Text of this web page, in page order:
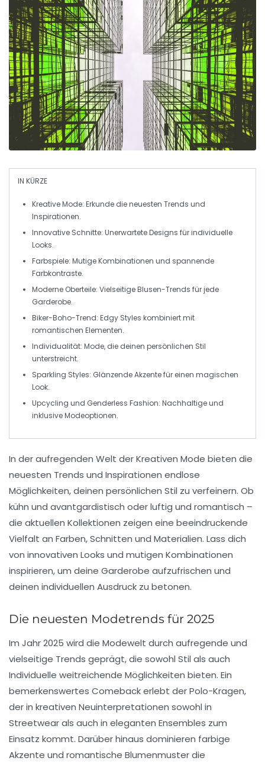
IN KÜRZE
Kreative Mode: Erkunde die neuesten Trends und
Inspirationen.
Innovative Schnitte: Unerwartete Designs für individuelle
Looks.
Farbspiele: Mutige Kombinationen und spannende
Farbkontraste.
Moderne Oberteile: Vielseitige Blusen-Trends für jede
Garderobe.
Biker-Boho-Trend: Edgy Styles kombiniert mit
romantischen Elementen.
Individualität: Mode, die deinen persönlichen Stil
unterstreicht.
Sparkling Styles: Glänzende Akzente für einen magischen
Look.
Upcycling und Genderless Fashion: Nachhaltige und
inklusive Modeoptionen.
In der aufregenden Welt derKreativen Mode bieten die
neuesten Trends und Inspirationen endlose
Möglichkeiten, deinen persönlichen Stil zu verfeinern. Ob
kühn und avantgardistisch oder luftig und romantisch –
die aktuellen Kollektionen zeigen eine beeindruckende
Vielfalt an Farben,Schnitten und Materialien. Lass dich
von innovativen Looks und mutigen Kombinationen
inspirieren, um deine Garderobe aufzufrischen und
deinen individuellen Ausdruck zu betonen.
Die neuesten Modetrends für 2025
Im Jahr2025 wird die Modewelt durch aufregende und
vielseitige Trends geprägt, die sowohl Stil als auch
Individuelle weitreichende Möglichkeiten bieten. Ein
bemerkenswertes Comeback erlebt derPolo-Kragen,
der in kreativen Neuinterpretationen sowohl in
Streetwear als auch in eleganten Ensembles zum
Einsatz kommt. Darüber hinaus dominieren farbige
Akzente und romantische Blumenmusterdie